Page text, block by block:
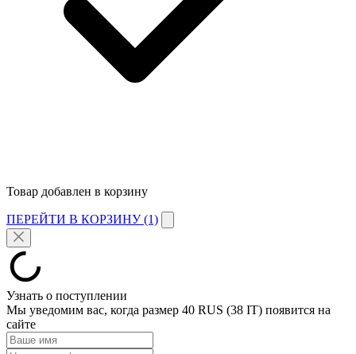
Товар добавлен в корзину
ПЕРЕЙТИ В КОРЗИНУ (1)
Узнать о поступлении
Мы уведомим вас, когда размер 40 RUS (38 IT) появится на
сайте